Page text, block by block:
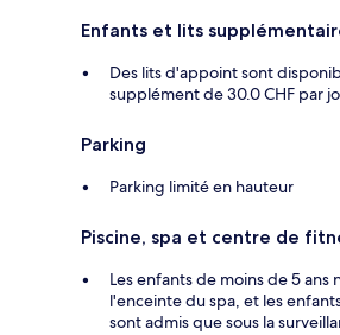
Enfants et lits
Des lits d'appoint sont
supplément de 30.0 CHF par
Parking
Parking limité en hauteur
Piscine, spa et centre de
Les enfants de moins de 5 ans
l'enceinte du spa, et les
sont admis que sous la